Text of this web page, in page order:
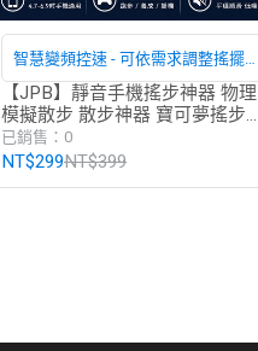
智慧變頻控速 - 可依需求調整搖擺速
度，模擬自然步行節奏，操作簡單
【JPB】靜音手機搖步神器 物理
模擬散步 散步神器 寶可夢搖步器
皮克敏搖步神器
已銷售：0
NT$299NT$399